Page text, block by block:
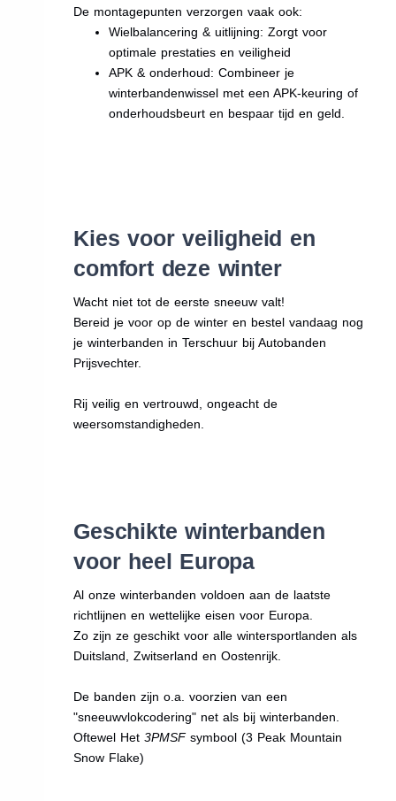
De montagepunten verzorgen vaak ook:
Wielbalancering & uitlijning: Zorgt voor
optimale prestaties en veiligheid
APK & onderhoud: Combineer je
winterbandenwissel met een APK-keuring of
onderhoudsbeurt en bespaar tijd en geld.
Kies voor veiligheid en
comfort deze winter
Wacht niet tot de eerste sneeuw valt!
Bereid je voor op de winter en bestel vandaag nog
je winterbanden in Terschuur bij Autobanden
Prijsvechter.
Rij veilig en vertrouwd, ongeacht de
weersomstandigheden.
Geschikte winterbanden
voor heel Europa
Al onze winterbanden voldoen aan de laatste
richtlijnen en wettelijke eisen voor Europa.
Zo zijn ze geschikt voor alle wintersportlanden als
Duitsland, Zwitserland en Oostenrijk.
De banden zijn o.a. voorzien van een
"sneeuwvlokcodering" net als bij winterbanden.
Oftewel Het3PMSFsymbool (3 Peak Mountain
Snow Flake)